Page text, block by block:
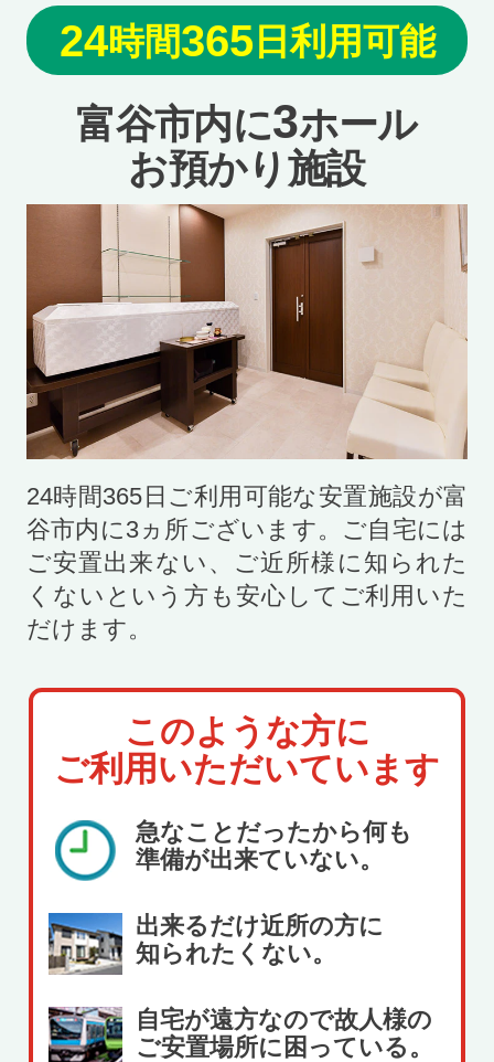
24時間365日利用可能
富谷市内に3ホール
お預かり施設
24時間365日ご利用可能な安置施設が富
谷市内に 3ヵ所ございます。ご自宅には
ご安置出来ない、ご近所様に知られた
くないという方も安心してご利用いた
だけます。
このような方に
ご利用いただいています
急なことだったから何も
準備が出来ていない。
出来るだけ近所の方に
知られたくない。
自宅が遠方なので故人様の
ご安置場所に困っている。